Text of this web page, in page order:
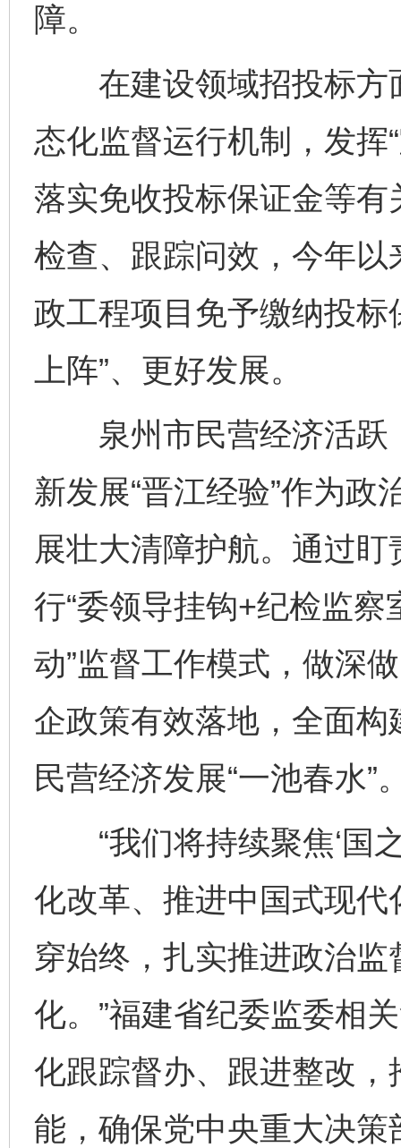
障。
在建设领域招投标方
态化监督运行机制，发挥
落实免收投标保证金等
检查、跟踪问效，今年
政工程项目免予缴纳投
上阵”、更好发展。
泉州市民营经济活跃
新发展“晋江经验”作为
展壮大清障护航。通过
行“委领导挂钩+纪检监
动”监督工作模式，做深
企政策有效落地，全面
民营经济发展“一池春水”
“我们将持续聚焦‘国之
化改革、推进中国式现
穿始终，扎实推进政治
化。”福建省纪委监委相
化跟踪督办、跟进整改
能，确保党中央重大决
完善运行机制助力责任有效落实 一纸欠